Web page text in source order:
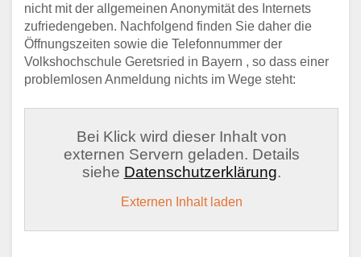
nicht mit der allgemeinen Anonymität des Internets
zufriedengeben. Nachfolgend finden Sie daher die
Öffnungszeiten sowie die Telefonnummer der
Volkshochschule Geretsried in Bayern , so dass einer
problemlosen Anmeldung nichts im Wege steht:
Bei Klick wird dieser Inhalt von
externen Servern geladen. Details
siehe Datenschutzerklärung.
Externen Inhalt laden